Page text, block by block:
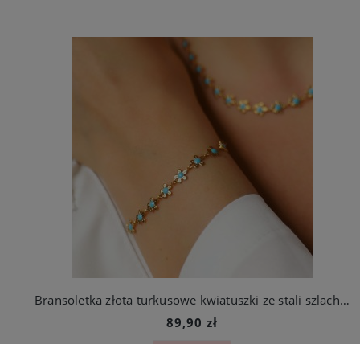
Bransoletka złota turkusowe kwiatuszki ze stali szlachetnej
89,90 zł